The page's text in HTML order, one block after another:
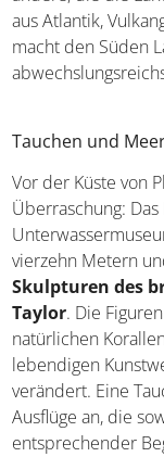
aus Atlantik,
macht den Süden
Tauchen und
Vor der Küste von
Überraschung:
vierzehn Metern
Skulpturen des
Taylor. Die
natürlichen
lebendigen
verändert. Eine
Ausflüge an, die
entsprechender